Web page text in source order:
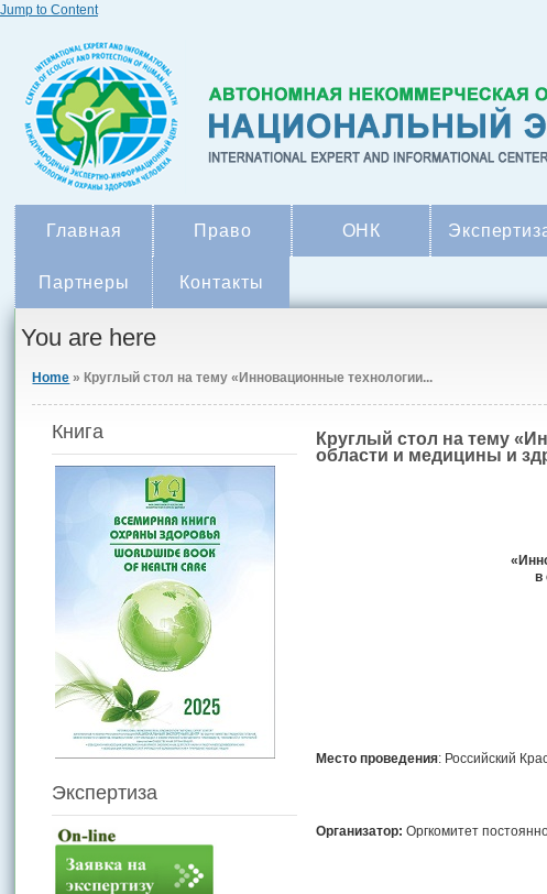
Jump to Content
Главная Право ОНК
Партнеры Контакты
You are here
Home » Круглый стол на тему «Инновационные технологии...
Круглый стол на тему
области и медицины и
в
Место проведения: Российский
Организатор: Оргкомитет
Книга
Экспертиза